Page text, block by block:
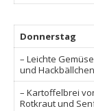
Donnerstag
– Leichte
und Hackbällchen
– Kartoffelbrei
Rotkraut und